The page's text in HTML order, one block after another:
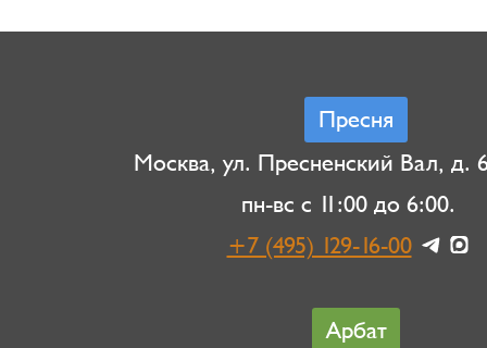
Пресня
Москва, ул. Пресненский Вал, д.
пн-вс с 11:00 до 6:00.
+7 (495) 129-16-00
Арбат